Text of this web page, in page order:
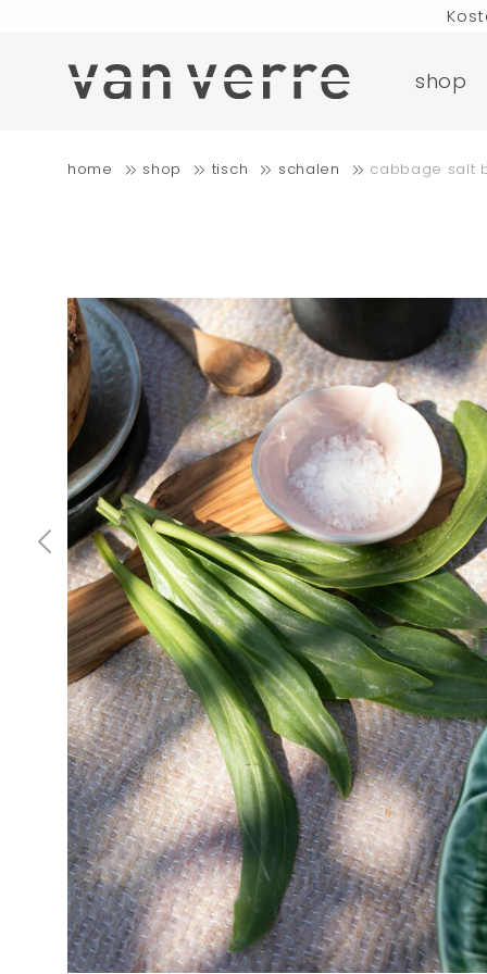
shop
home shop tisch schalen cabbage salt